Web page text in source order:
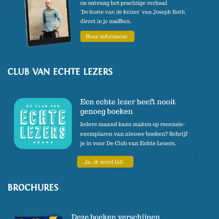
kwam. In 2010 won Thomése
met het luisterboek
J. Kessels:
the novel
de esta
(Foto: Annaleen Louwes)
CLUB VAN ECHTE LEZERS
BROCHURES